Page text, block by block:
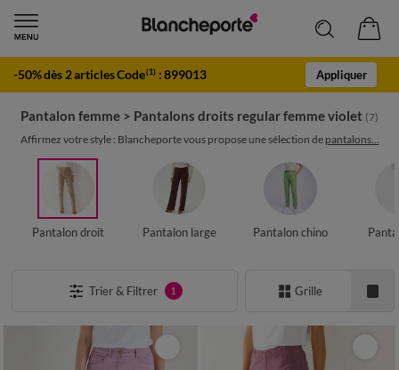
-50% dès 2 articles Code(1) :899013 Appliquer
Pantalon femme > Pantalons droits regular femme violet (7)
Affirmez votre style : Blancheporte vous propose une sélection de pantalons...
Pantalon droit Pantalon large Pantalon chino
Trier & Filtrer 1 Grille